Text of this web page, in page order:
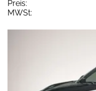
Preis:
MWSt: